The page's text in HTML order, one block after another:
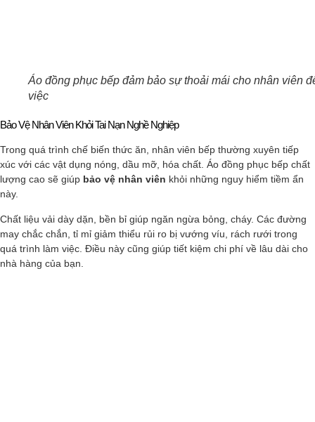
Áo đồng phục bếp đảm bảo sự thoải mái cho nhân viên
việc
Bảo Vệ Nhân Viên Khỏi Tai Nạn Nghề Nghiệp
Trong quá trình chế biến thức ăn, nhân viên bếp thường xuyên tiếp
xúc với các vật dụng nóng, dầu mỡ, hóa chất. Áo đồng phục bếp chất
lượng cao sẽ giúp bảo vệ nhân viên khỏi những nguy hiểm tiềm ẩn
này.
Chất liệu vải dày dặn, bền bỉ giúp ngăn ngừa bỏng, cháy. Các đường
may chắc chắn, tỉ mỉ giảm thiểu rủi ro bị vướng víu, rách rưới trong
quá trình làm việc. Điều này cũng giúp tiết kiệm chi phí về lâu dài cho
nhà hàng của bạn.